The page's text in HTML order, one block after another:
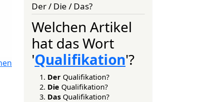
Der / Die / Das?
Welchen Artikel
hat das Wort
'Qualifikation'?
Der Qualifikation?
Die Qualifikation?
Das Qualifikation?